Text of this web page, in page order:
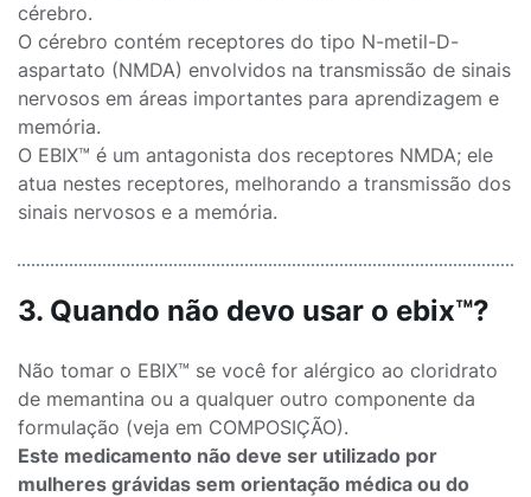
cérebro.
O cérebro contém receptores do tipo N-metil-D-
aspartato (NMDA) envolvidos na transmissão de sinais
nervosos em áreas importantes para aprendizagem e
memória.
O EBIX™ é um antagonista dos receptores NMDA; ele
atua nestes receptores, melhorando a transmissão dos
sinais nervosos e a memória.
3. Quando não devo usar o ebix™?
Não tomar o EBIX™ se você for alérgico ao cloridrato
de memantina ou a qualquer outro componente da
formulação (veja em COMPOSIÇÃO).
Este medicamento não deve ser utilizado por
mulheres grávidas sem orientação médica ou do